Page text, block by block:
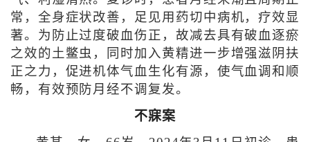
常，全身症状改善，足见用药切中病机，疗效显
著。为防止过度破血伤正，故减去具有破血逐瘀
之效的土鳖虫，同时加入黄精进一步增强滋阴扶
正之力，促进机体气血生化有源，使气血调和顺
畅，有效预防月经不调复发。
不寐案